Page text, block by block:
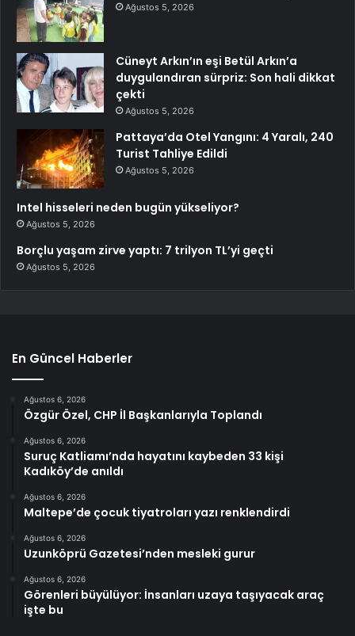
Ağustos 5, 2026
Cüneyt Arkın’ın eşi Betül Arkın’a
duygulandıran sürpriz: Son hali dikkat
çekti
Ağustos 5, 2026
Pattaya’da Otel Yangını: 4 Yaralı, 240
Turist Tahliye Edildi
Ağustos 5, 2026
Intel hisseleri neden bugün yükseliyor?
Ağustos 5, 2026
Borçlu yaşam zirve yaptı: 7 trilyon TL’yi geçti
Ağustos 5, 2026
En Güncel Haberler
Ağustos 6, 2026
Özgür Özel, CHP İl Başkanlarıyla Toplandı
Ağustos 6, 2026
Suruç Katliamı’nda hayatını kaybeden 33 kişi
Kadıköy’de anıldı
Ağustos 6, 2026
Maltepe’de çocuk tiyatroları yazı renklendirdi
Ağustos 6, 2026
Uzunköprü Gazetesi’nden mesleki gurur
Ağustos 6, 2026
Görenleri büyülüyor: İnsanları uzaya taşıyacak araç
işte bu